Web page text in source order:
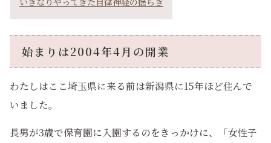
始まりは2004年4月の開業
わたしはここ埼玉県に来る前は新潟県に15年ほど住んで
いました。
長男が3歳で保育園に入園するのをきっかけに、「女性子